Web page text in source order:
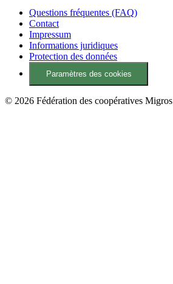
Questions fréquentes (FAQ)
Contact
Impressum
Informations juridiques
Protection des données
Paramètres des cookies
© 2026 Fédération des coopératives Migros